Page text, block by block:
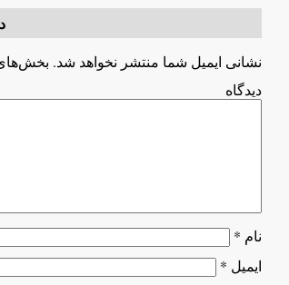
نشانی ایمیل شما منتشر نخواهد شد. بخش‌های
نام *
ایمیل *